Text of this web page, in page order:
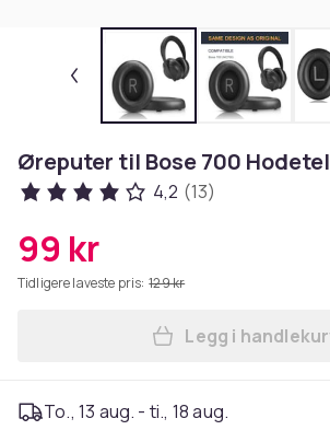
Øreputer til Bose 700
4,2 (13)
99 kr
Tidligere laveste pris: 129 kr
Legg
Legg i
To., 13 aug. - ti., 18 aug.